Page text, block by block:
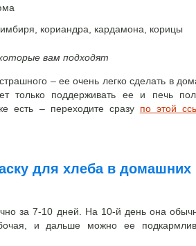
кориандра, кардамона, корицы
вам подходят
– ее очень легко сделать в
только поддерживать ее и печь
есть – переходите сразу по этой
для хлеба в домашних
за 7-10 дней. На 10-й день она
и дальше можно ее